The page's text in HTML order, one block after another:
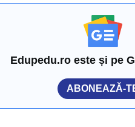
Edupedu.ro este și pe
ABONEAZĂ-